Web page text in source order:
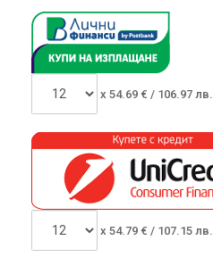
x 54.69 € / 106.97 лв.
x 54.79 € / 107.15 лв.